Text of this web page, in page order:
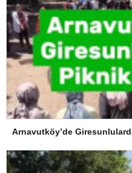
Arnavutköy’de